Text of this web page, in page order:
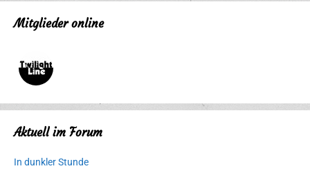
Mitglieder online
Aktuell im Forum
In dunkler Stunde